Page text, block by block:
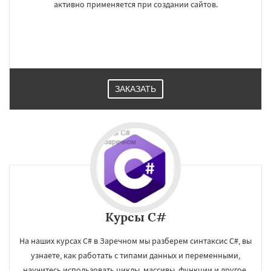
Работаем по
регионам
активно применяется при создании сайтов.
ЗАКАЗАТЬ
Курсы C#
На наших курсах C# в Заречном мы разберем синтаксис C#, вы
узнаете, как работать с типами данных и переменными,
УЗНАТЬ ПОДРОБНЕЕ